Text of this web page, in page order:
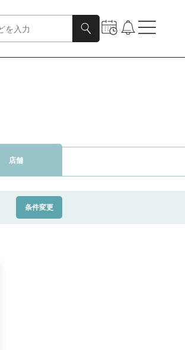
店舗
条件変更